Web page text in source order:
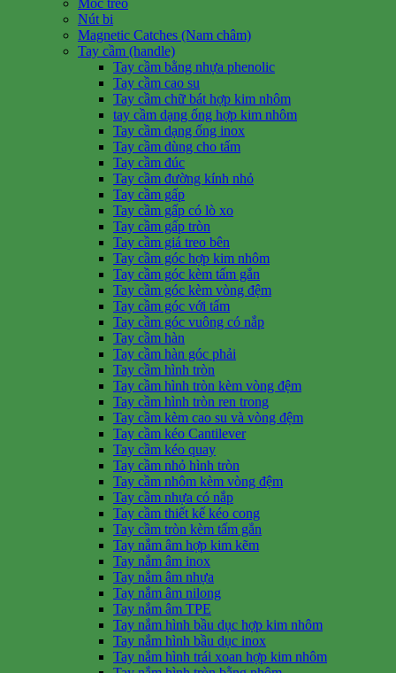
Nút bi
Magnetic Catches (Nam châm)
Tay cầm (handle)
Tay cầm bằng nhựa phenolic
Tay cầm cao su
Tay cầm chữ bát hợp kim nhôm
tay cầm dạng ống hợp kim nhôm
Tay cầm dạng ống inox
Tay cầm dùng cho tấm
Tay cầm đúc
Tay cầm đường kính nhỏ
Tay cầm gấp
Tay cầm gấp có lò xo
Tay cầm gấp tròn
Tay cầm giá treo bên
Tay cầm góc hợp kim nhôm
Tay cầm góc kèm tấm gắn
Tay cầm góc kèm vòng đệm
Tay cầm góc với tấm
Tay cầm góc vuông có nắp
Tay cầm hàn
Tay cầm hàn góc phải
Tay cầm hình tròn
Tay cầm hình tròn kèm vòng đệm
Tay cầm hình tròn ren trong
Tay cầm kèm cao su và vòng đệm
Tay cầm kéo Cantilever
Tay cầm kéo quay
Tay cầm nhỏ hình tròn
Tay cầm nhôm kèm vòng đệm
Tay cầm nhựa có nắp
Tay cầm thiết kế kéo cong
Tay cầm tròn kèm tấm gắn
Tay nắm âm hợp kim kẽm
Tay nắm âm inox
Tay nắm âm nhựa
Tay nắm âm nilong
Tay nắm âm TPE
Tay nắm hình bầu dục hợp kim nhôm
Tay nắm hình bầu dục inox
Tay nắm hình trái xoan hợp kim nhôm